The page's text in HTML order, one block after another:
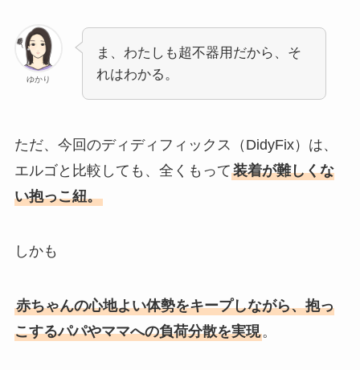
ゆかり
ま、わたしも超不器用だから、そ
れはわかる。
ただ、今回のディディフィックス（DidyFix）は、
エルゴと比較しても、全くもって装着が難しくな
い抱っこ紐。
しかも
赤ちゃんの心地よい体勢をキープしながら、抱っ
こするパパやママへの負荷分散を実現。